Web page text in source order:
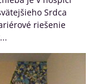
Srdca
riešenie